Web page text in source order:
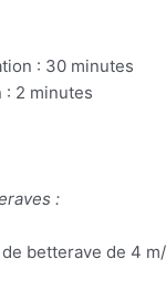
: 30 minutes
: 2 minutes
:
betterave de 4